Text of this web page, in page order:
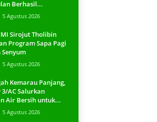
Berhasil...
5 Agustus 2026
Sirojut Tholibin
Program Sapa Pagi
5 Agustus 2026
Kemarau Panjang,
3/AC Salurkan
Air Bersih untuk...
5 Agustus 2026